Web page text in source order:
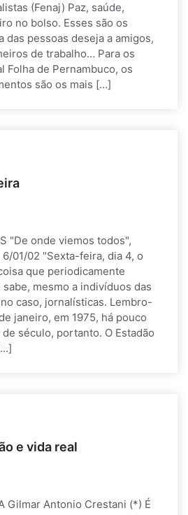
(Fenaj) Paz, saúde,
no bolso. Esses são os
das pessoas deseja a amigos,
de trabalho… Para os
Folha de Pernambuco, os
são os mais […]
"De onde viemos todos",
01/02 "Sexta-feira, dia 4, o
que periodicamente
mesmo a indivíduos das
caso, jornalísticas. Lembro-
janeiro, em 1975, há pouco
século, portanto. O Estadão
e vida real
Gilmar Antonio Crestani (*) É